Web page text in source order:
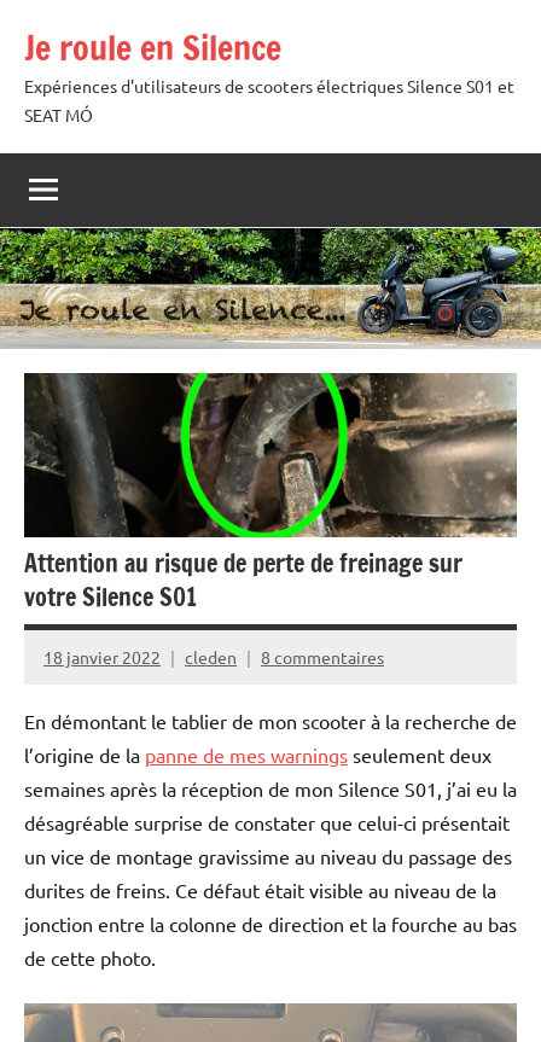
contenu
Je roule en Silence
Expériences d'utilisateurs de scooters électriques Silence S01 et
SEAT MÓ
Attention au risque de perte de freinage sur
votre Silence S01
18 janvier 2022 cleden 8 commentaires
En démontant le tablier de mon scooter à la recherche de
l’origine de la panne de mes warnings seulement deux
semaines après la réception de mon Silence S01, j’ai eu la
désagréable surprise de constater que celui-ci présentait
un vice de montage gravissime au niveau du passage des
durites de freins. Ce défaut était visible au niveau de la
jonction entre la colonne de direction et la fourche au bas
de cette photo.